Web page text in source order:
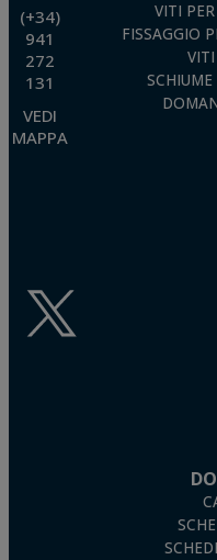
(+34)
941
272
131
VEDI
MAPPA
VITI
FISSAGGIO